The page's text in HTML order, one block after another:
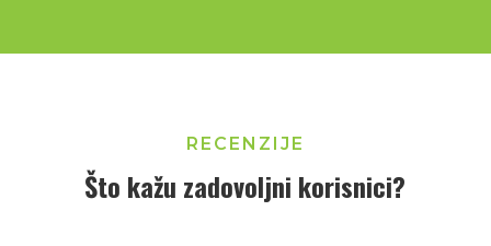
RECENZIJE
Što kažu zadovoljni korisnici?